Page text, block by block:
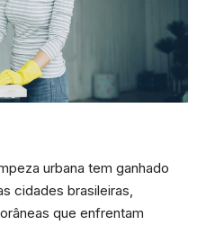
urbana tem ganhado
cidades brasileiras,
que enfrentam